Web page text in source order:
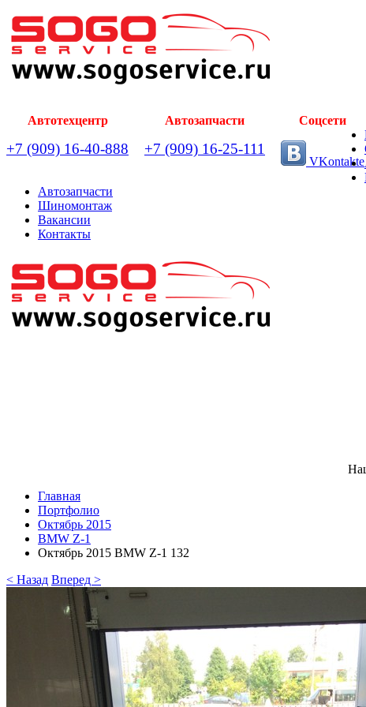
Автотехцентр
+7 (909) 16-40-888
Автозапчасти
+7 (909) 16-25-111
Соцсети
VKontakte
Автозапчасти
Шиномонтаж
Вакансии
Контакты
Главная
Портфолио
Октябрь 2015
BMW Z-1
Октябрь 2015 BMW Z-1 132
< Назад Вперед >